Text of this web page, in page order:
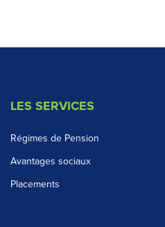
LES SERVICES
Régimes de Pension
Avantages sociaux
Placements